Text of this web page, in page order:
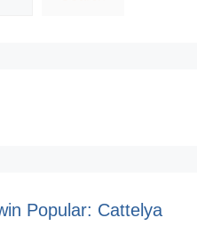
Popular: Cattelya